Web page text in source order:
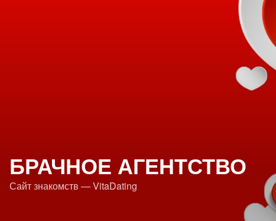
БРАЧНОЕ АГЕНТСТВО
Сайт знакомств — VitaDating